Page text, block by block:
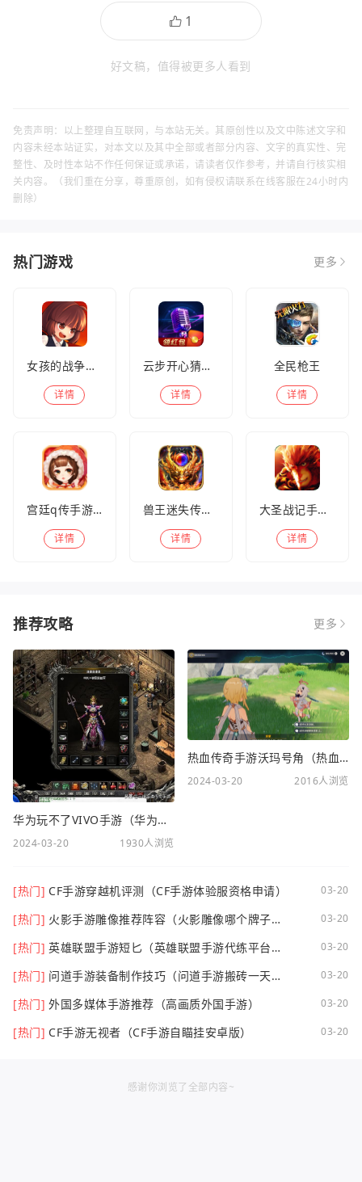
好文稿，值得被更多人看到
免责声明：以上整理自互联网，与本站无关。其原创性以及文中陈述文字和
内容未经本站证实，对本文以及其中全部或者部分内容、文字的真实性、完
整性、及时性本站不作任何保证或承诺，请读者仅作参考，并请自行核实相
关内容。（我们重在分享，尊重原创，如有侵权请联系在线客服在24小时内
删除）
热门游戏 更多
女孩的战争手机版(暂未上线)
详情
云步开心猜歌名
详情
全民枪王
详情
宫廷q传手游百度版
详情
兽王迷失传奇高爆版
详情
大圣战记手游官方版
详情
推荐攻略 更多
华为玩不了VIVO手游（华为玩不了VIVO手游怎么办）
2024-03-20 1930人浏览
热血传奇手游沃玛号角（热血传奇沃玛装备隐藏属性）
2024-03-20 2016人浏览
[热门] CF手游穿越机评测（CF手游体验服资格申请） 03-20
[热门] 火影手游雕像推荐阵容（火影雕像哪个牌子
03-20
[热门] 英雄联盟手游短匕（英雄联盟手游代练平台哪
03-20
[热门] 问道手游装备制作技巧（问道手游搬砖一天可
03-20
[热门] 外国多媒体手游推荐（高画质外国手游） 03-20
[热门] CF手游无视者（CF手游自瞄挂安卓版） 03-20
感谢你浏览了全部内容~